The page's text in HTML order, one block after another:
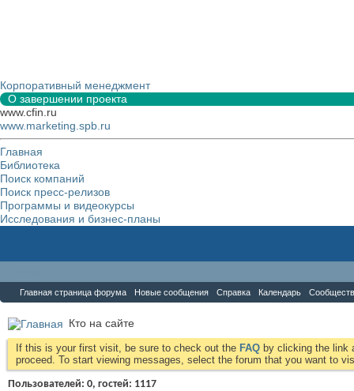
Корпоративный менеджмент
О завершении проекта
www.cfin.ru
www.marketing.spb.ru
Главная
Библиотека
Поиск компаний
Поиск пресс-релизов
Программы и видеокурсы
Исследования и бизнес-планы
Главная страница форума Новые сообщения Справка Календарь
Кто на сайте
If this is your first visit, be sure to check out the FAQ by clicking the link
proceed. To start viewing messages, select the forum that you want to
Пользователей: 0, гостей: 1117